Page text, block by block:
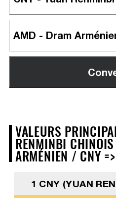
VALEURS
RENMINBI
ARMÉNIEN / CNY
1 CNY (YUAN